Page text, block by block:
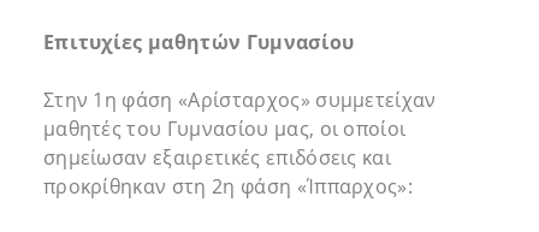
Επιτυχίες μαθητών Γυμνασίου
Στην 1η φάση «Αρίσταρχος» συμμετείχαν
μαθητές του Γυμνασίου μας, οι οποίοι
σημείωσαν εξαιρετικές επιδόσεις και
προκρίθηκαν στη 2η φάση «Ίππαρχος»: